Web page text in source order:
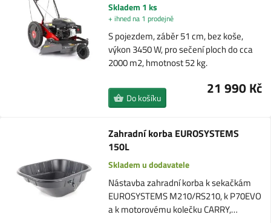
Skladem 1 ks
+ ihned na 1 prodejně
S pojezdem, záběr 51 cm, bez koše,
výkon 3450 W, pro sečení ploch do cca
2000 m2, hmotnost 52 kg.
21 990 Kč
Do košíku
Zahradní korba EUROSYSTEMS
150L
Skladem u dodavatele
Nástavba zahradní korba k sekačkám
EUROSYSTEMS M210/RS210, k P70EVO
a k motorovému kolečku CARRY,…